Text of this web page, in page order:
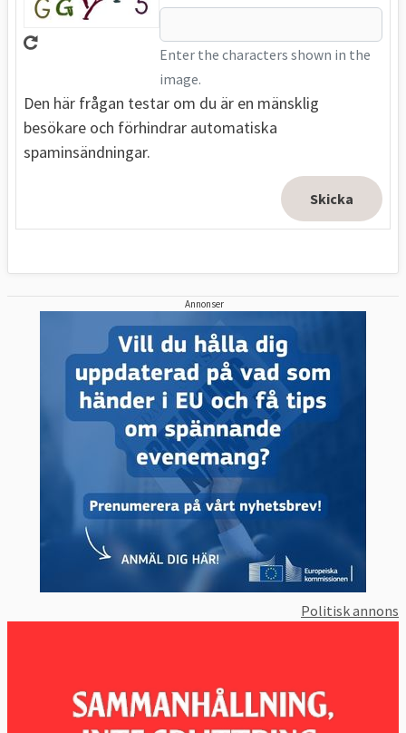
Enter the characters shown in the
image.
Den här frågan testar om du är en mänsklig
besökare och förhindrar automatiska
spaminsändningar.
Annonser
Politisk annons